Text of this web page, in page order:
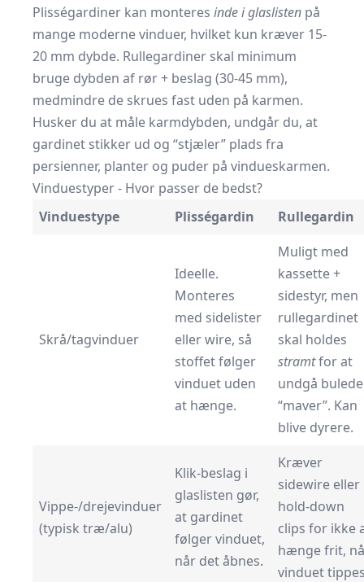
Plisségardiner kan monteres inde i glaslisten på
mange moderne vinduer, hvilket kun kræver 15-
20 mm dybde. Rullegardiner skal minimum
bruge dybden af rør + beslag (30-45 mm),
medmindre de skrues fast uden på karmen.
Husker du at måle karmdybden, undgår du, at
gardinet stikker ud og “stjæler” plads fra
persienner, planter og puder på vindueskarmen.
Vinduestyper - Hvor passer de bedst?
Vinduestype
Plisségardin Rullegardin
Skrå/tagvinduer
Ideelle.
Monteres
med sidelister
eller wire, så
stoffet følger
vinduet uden
at hænge.
Muligt med
kassette +
sidestyr, men
rullegardinet
skal holdes
stramtfor at
undgå bulede
“maver”. Kan
blive dyrere.
Vippe-/drejevinduer
(typisk træ/alu)
Klik-beslag i
glaslisten gør,
at gardinet
følger vinduet,
når det åbnes.
Kræver
sidewire eller
hold-down
clips for ikke
hænge frit,
vinduet